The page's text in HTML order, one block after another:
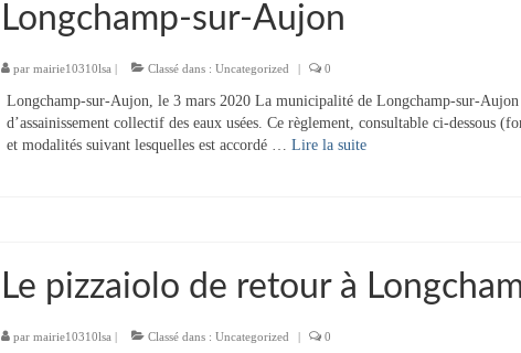
Longchamp-sur-Aujon
parmairie10310lsa Classé dans :Uncategorized 0
Longchamp-sur-Aujon, le 3 mars 2020 La municipalité de Longchamp-sur-
d’assainissement collectif des eaux usées. Ce règlement, consultable ci-dessous
et modalités suivant lesquelles est accordé …Lire la suite­­
Le pizzaiolo de retour à
parmairie10310lsa Classé dans :Uncategorized 0